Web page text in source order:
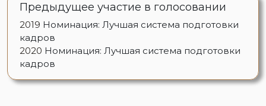
Предыдущее участие в голосовании
2019 Номинация: Лучшая система подготовки
кадров
2020 Номинация: Лучшая система подготовки
кадров